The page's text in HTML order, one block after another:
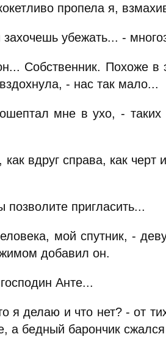
пропела я,
убежать... -
Собственник. Похоже в
- нас так мало...
мне в ухо, - таких
вдруг справа, как черт
пригласить...
мой спутник, -
добавил он.
Анте...
я делаю и что нет? - от
а бедный барончик